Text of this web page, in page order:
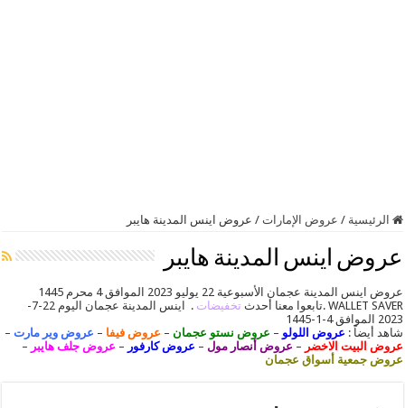
الرئيسية / عروض الإمارات / عروض اينس المدينة هايبر
عروض اينس المدينة هايبر
عروض اينس المدينة عجمان الأسبوعية 22 يوليو 2023 الموافق 4 محرم 1445
WALLET SAVER .تابعوا معنا أحدث
تخفيضات
. اينس المدينة عجمان اليوم 22-7-
2023 الموافق 4-1-1445
شاهد أيضاً : عروض اللولو – عروض نستو عجمان – عروض فيفا – عروض وير مارت –
عروض البيت الاخضر – عروض أنصار مول – عروض كارفور – عروض جلف هايبر –
عروض جمعية أسواق عجمان